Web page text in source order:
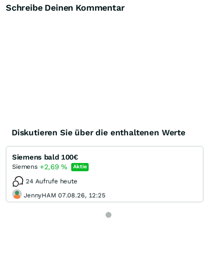
Schreibe Deinen Kommentar
Diskutieren Sie über die enthaltenen Werte
Siemens bald 100€
Siemens +2,69% Aktie
24 Aufrufe heute
JennyHAM 07.08.26, 12:25